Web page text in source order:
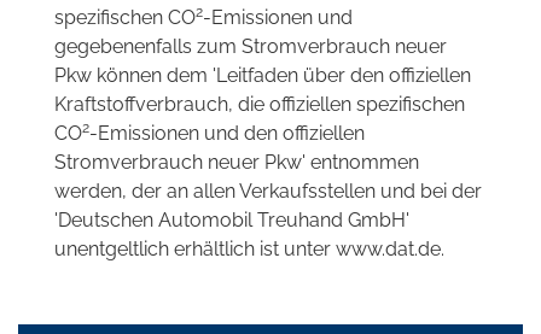
spezifischen CO2-Emissionen und
gegebenenfalls zum Stromverbrauch neuer
Pkw können dem 'Leitfaden über den offiziellen
Kraftstoffverbrauch, die offiziellen spezifischen
CO2-Emissionen und den offiziellen
Stromverbrauch neuer Pkw' entnommen
werden, der an allen Verkaufsstellen und bei der
'Deutschen Automobil Treuhand GmbH'
unentgeltlich erhältlich ist unter www.dat.de.